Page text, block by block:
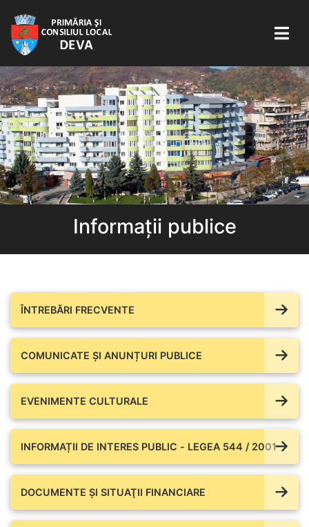
Informații publice
ÎNTREBĂRI FRECVENTE
COMUNICATE ŞI ANUNȚURI PUBLICE
EVENIMENTE CULTURALE
INFORMAȚII DE INTERES PUBLIC - LEGEA 544 / 2001
DOCUMENTE ŞI SITUAŢII FINANCIARE